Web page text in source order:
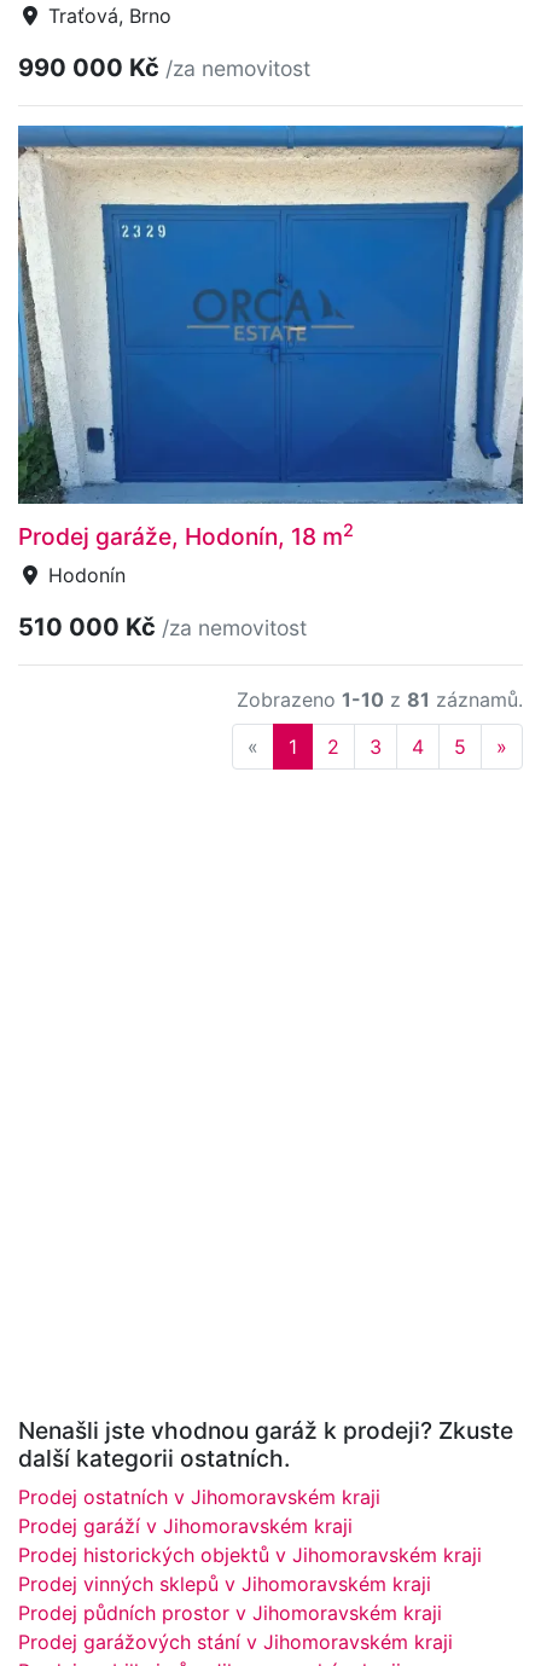
Traťová, Brno
990 000 Kč /za nemovitost
Prodej garáže, Hodonín, 18 m2
Hodonín
510 000 Kč /za nemovitost
Zobrazeno 1-10 z 81 záznamů.
« Previous
1 2 3 4 5 »
Nenašli jste vhodnou garáž k prodeji? Zkuste
další kategorii ostatních.
Prodej ostatních v Jihomoravském kraji
Prodej garáží v Jihomoravském kraji
Prodej historických objektů v Jihomoravském kraji
Prodej vinných sklepů v Jihomoravském kraji
Prodej půdních prostor v Jihomoravském kraji
Prodej garážových stání v Jihomoravském kraji